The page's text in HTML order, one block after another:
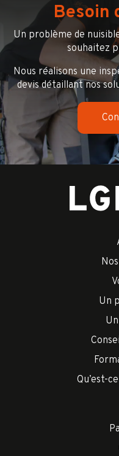
Besoin
Un problème de
souhaitez
Nous réalisons une
devis détaillant nos
Un
Qu’est-